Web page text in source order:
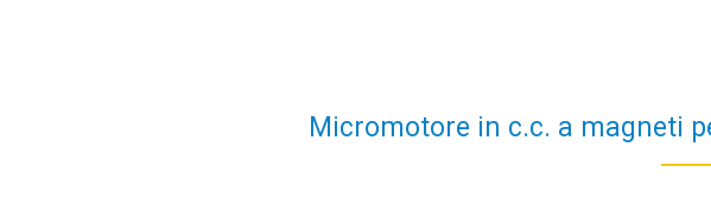
Micromotore in c.c. a magneti